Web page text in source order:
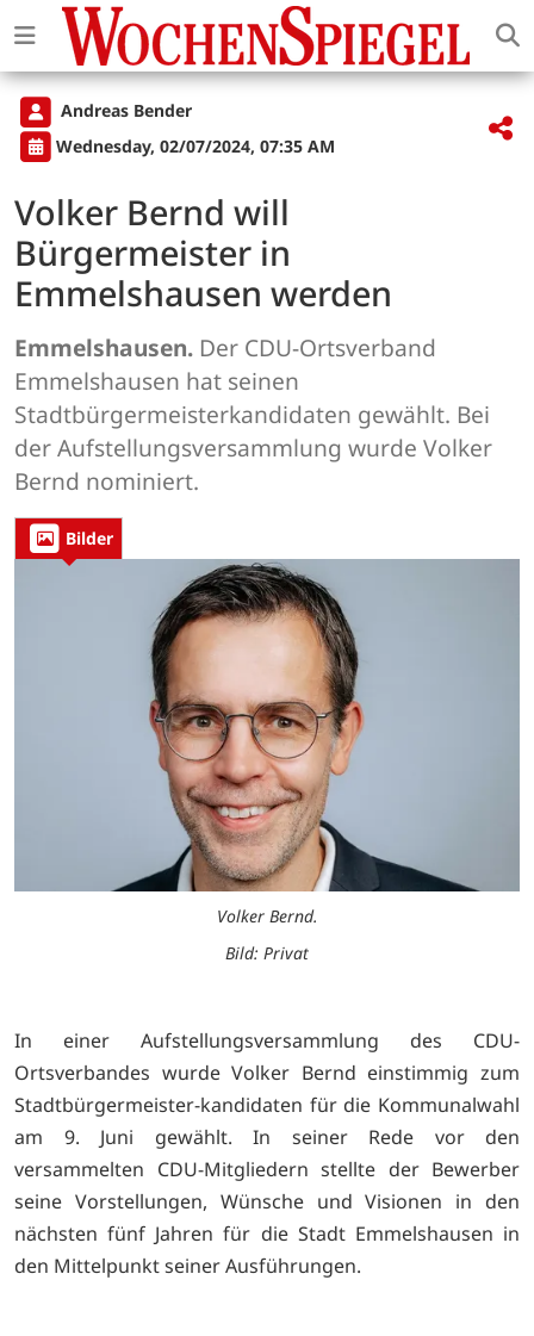
Andreas Bender
Wednesday, 02/07/2024, 07:35 AM
Volker Bernd will
Bürgermeister in
Emmelshausen werden
Emmelshausen. Der CDU-Ortsverband
Emmelshausen hat seinen
Stadtbürgermeisterkandidaten gewählt. Bei
der Aufstellungsversammlung wurde Volker
Bernd nominiert.
Bilder
Volker Bernd.
Bild: Privat
In einer Aufstellungsversammlung des CDU-
Ortsverbandes wurde Volker Bernd einstimmig zum
Stadtbürgermeister-kandidaten für die Kommunalwahl
am 9. Juni gewählt. In seiner Rede vor den
versammelten CDU-Mitgliedern stellte der Bewerber
seine Vorstellungen, Wünsche und Visionen in den
nächsten fünf Jahren für die Stadt Emmelshausen in
den Mittelpunkt seiner Ausführungen.